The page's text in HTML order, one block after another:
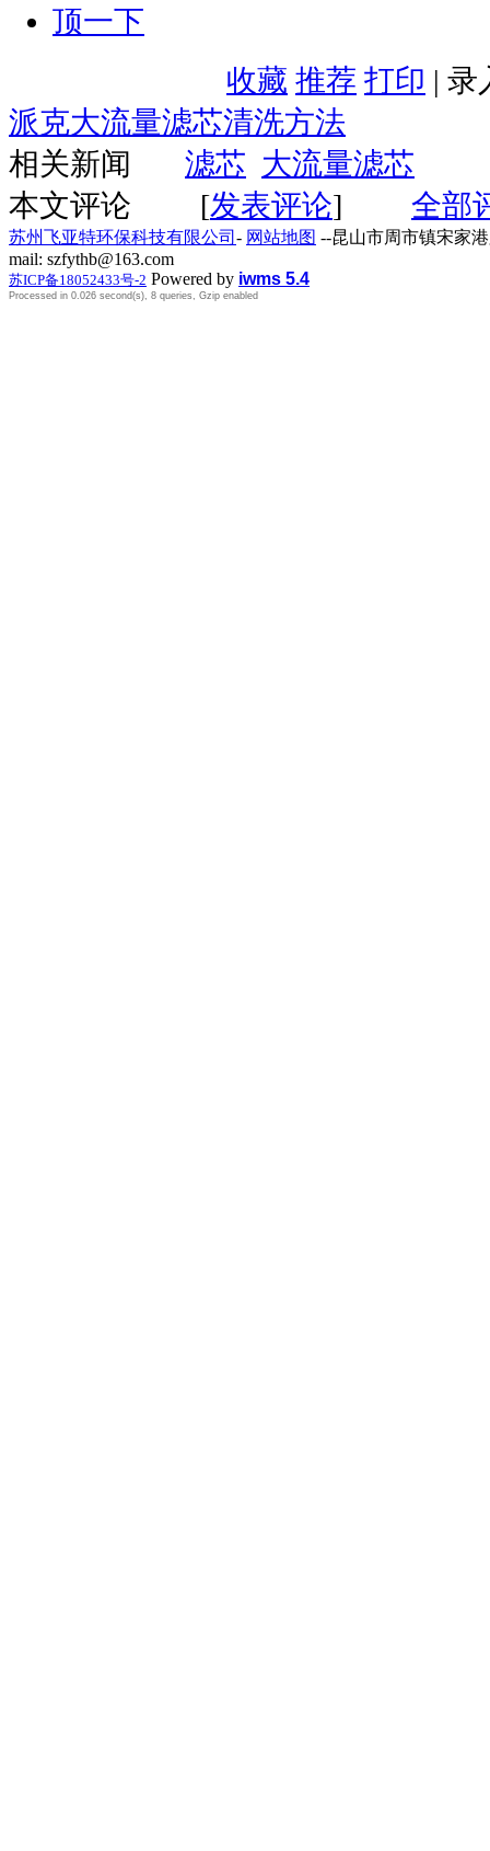
顶一下
收藏 推荐 打印 | 录
派克大流量滤芯清洗方法
相关新闻
滤芯 大流量滤芯
本文评论 [发表评论] 全部
苏州飞亚特环保科技有限公司 - 网站地图 --昆山市周市镇宋家
mail: szfythb@163.com
苏ICP备18052433号-2 Powered by iwms 5.4
Processed in 0.026 second(s), 8 queries, Gzip enabled